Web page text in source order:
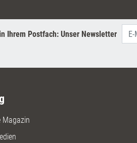
Ihrem Postfach: Unser Newsletter
Magazin